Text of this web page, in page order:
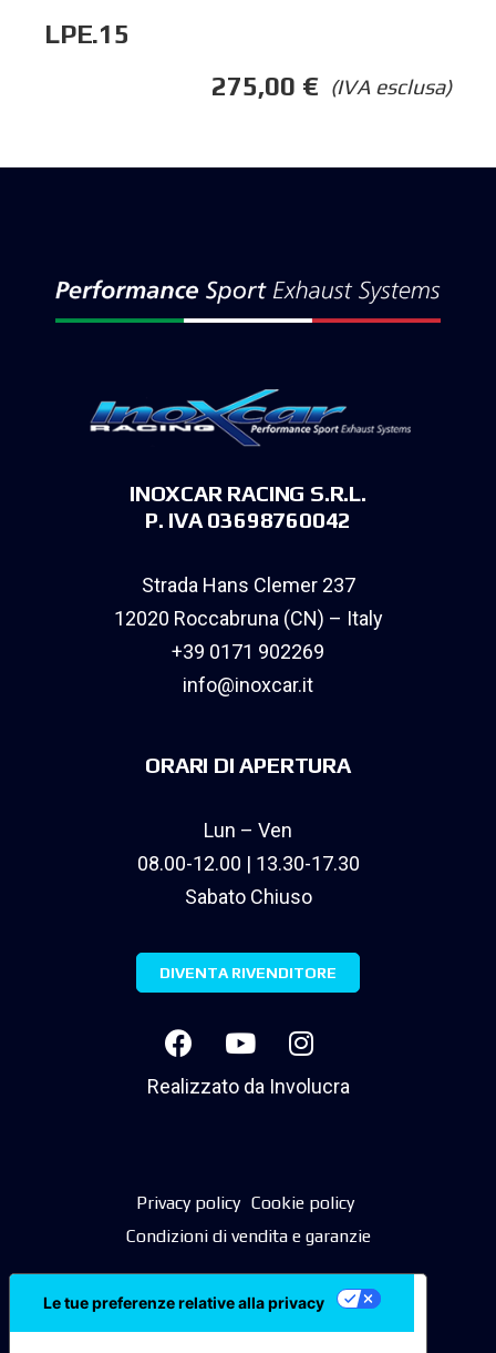
LPE.15
(IVA esclusa)
275,00 €
INOXCAR RACING S.R.L.
P. IVA 03698760042
Strada Hans Clemer 237
12020 Roccabruna (CN) – Italy
+39 0171 902269
info@inoxcar.it
ORARI DI APERTURA
Lun – Ven
08.00-12.00 | 13.30-17.30
Sabato Chiuso
DIVENTA RIVENDITORE
Realizzato da Involucra
Privacy policy Cookie policy
Condizioni di vendita e garanzie
Le tue preferenze relative alla privacy